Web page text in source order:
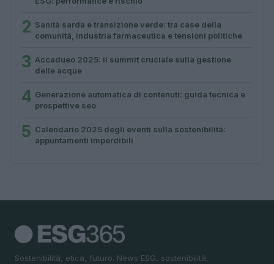
2 Sanità sarda e transizione verde: tra case della
comunità, industria farmaceutica e tensioni politiche
3 Accadueo 2025: il summit cruciale sulla gestione
delle acque
4 Generazione automatica di contenuti: guida tecnica e
prospettive seo
5 Calendario 2025 degli eventi sulla sostenibilità:
appuntamenti imperdibili
Sostenibilità, etica, futuro. News ESG, sostenibilità,